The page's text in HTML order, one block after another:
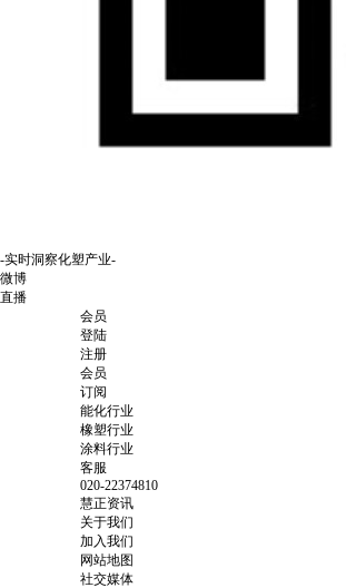
-实时洞察化塑产业-
微博
直播
会员
登陆
注册
会员
订阅
能化行业
橡塑行业
涂料行业
客服
020-22374810
慧正资讯
关于我们
加入我们
网站地图
社交媒体